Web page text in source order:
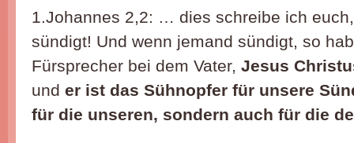
1.Johannes 2,2: … dies schreibe ich
sündigt! Und wenn jemand sündigt, so
Fürsprecher bei dem Vater, Jesus
und er ist das Sühnopfer für unsere
für die unseren, sondern auch für die